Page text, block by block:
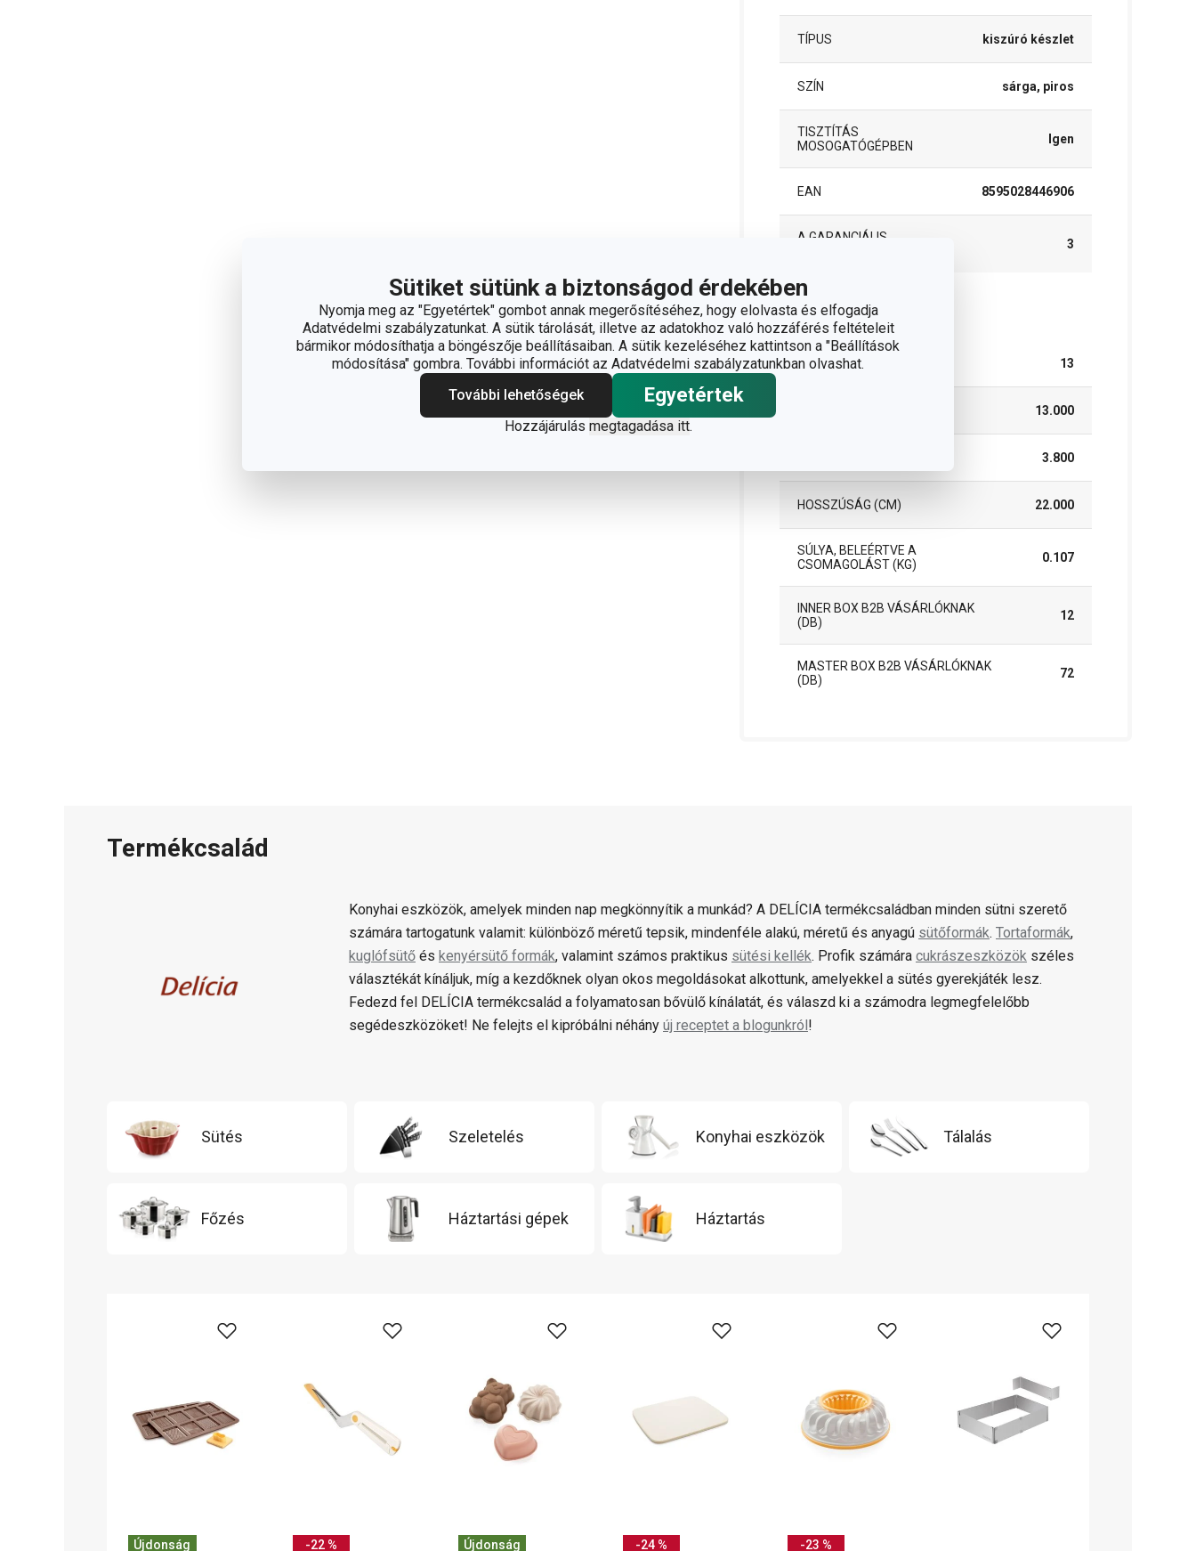
Sütiket sütünk a biztonságod érdekében
Nyomja meg az "Egyetértek" gombot annak megerősítéséhez, hogy elolvasta és elfogadja
Adatvédelmi szabályzatunkat. A sütik tárolását, illetve az adatokhoz való hozzáférés feltételeit
bármikor módosíthatja a böngészője beállításaiban. A sütik kezeléséhez kattintson a "Beállítások
módosítása" gombra. További információt az Adatvédelmi szabályzatunkban olvashat.
További lehetőségek
Egyetértek
Hozzájárulás megtagadása itt.
TÍPUS kiszúró készlet
SZÍN sárga, piros
TISZTÍTÁS
MOSOGATÓGÉPBEN
Igen
EAN 8595028446906
A GARANCIÁLIS
3
Csomag
DARAB / KÉSZLET 13
13.000
3.800
HOSSZÚSÁG (CM) 22.000
SÚLYA, BELEÉRTVE A
CSOMAGOLÁST (KG)
0.107
INNER BOX B2B VÁSÁRLÓKNAK
(DB)
12
MASTER BOX B2B VÁSÁRLÓKNAK
(DB)
72
Termékcsalád
Konyhai eszközök, amelyek minden nap megkönnyítik a munkád? A DELÍCIA termékcsaládban minden sütni szerető
számára tartogatunk valamit: különböző méretű tepsik, mindenféle alakú, méretű és anyagú sütőformák. Tortaformák,
kuglófsütő és kenyérsütő formák, valamint számos praktikus sütési kellék. Profik számára cukrászeszközök széles
választékát kínáljuk, míg a kezdőknek olyan okos megoldásokat alkottunk, amelyekkel a sütés gyerekjáték lesz.
Fedezd fel DELÍCIA termékcsalád a folyamatosan bővülő kínálatát, és válaszd ki a számodra legmegfelelőbb
segédeszközöket! Ne felejts el kipróbálni néhány új receptet a blogunkról!
Sütés Szeletelés Konyhai eszközök Tálalás
Főzés Háztartási gépek Háztartás
Újdonság -22 % Újdonság -24 % -23 %